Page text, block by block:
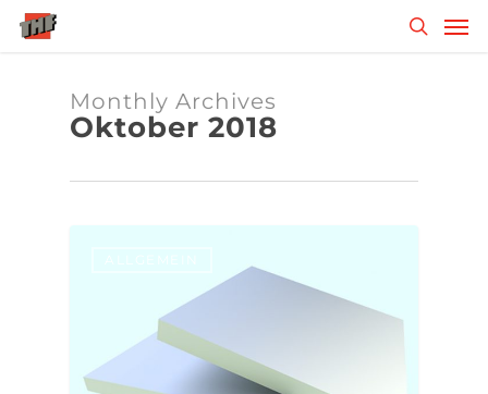
Skip
Monthly Archives
Oktober 2018
ALLGEMEIN